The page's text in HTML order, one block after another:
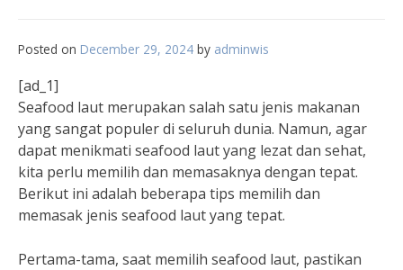
Posted on December 29, 2024 by adminwis
[ad_1]
Seafood laut merupakan salah satu jenis makanan
yang sangat populer di seluruh dunia. Namun, agar
dapat menikmati seafood laut yang lezat dan sehat,
kita perlu memilih dan memasaknya dengan tepat.
Berikut ini adalah beberapa tips memilih dan
memasak jenis seafood laut yang tepat.
Pertama-tama, saat memilih seafood laut, pastikan